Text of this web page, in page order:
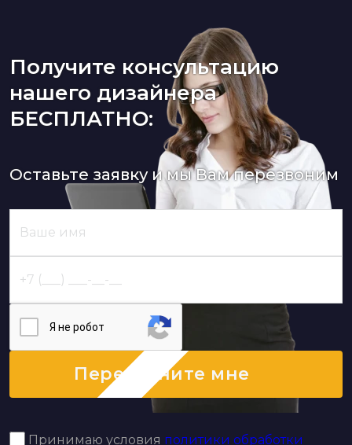
Получите консультацию
нашего дизайнера
БЕСПЛАТНО:
Оставьте заявку и мы Вам перезвоним
Я нe poбoт
Перезвоните мне
Принимаю условия политики обработки